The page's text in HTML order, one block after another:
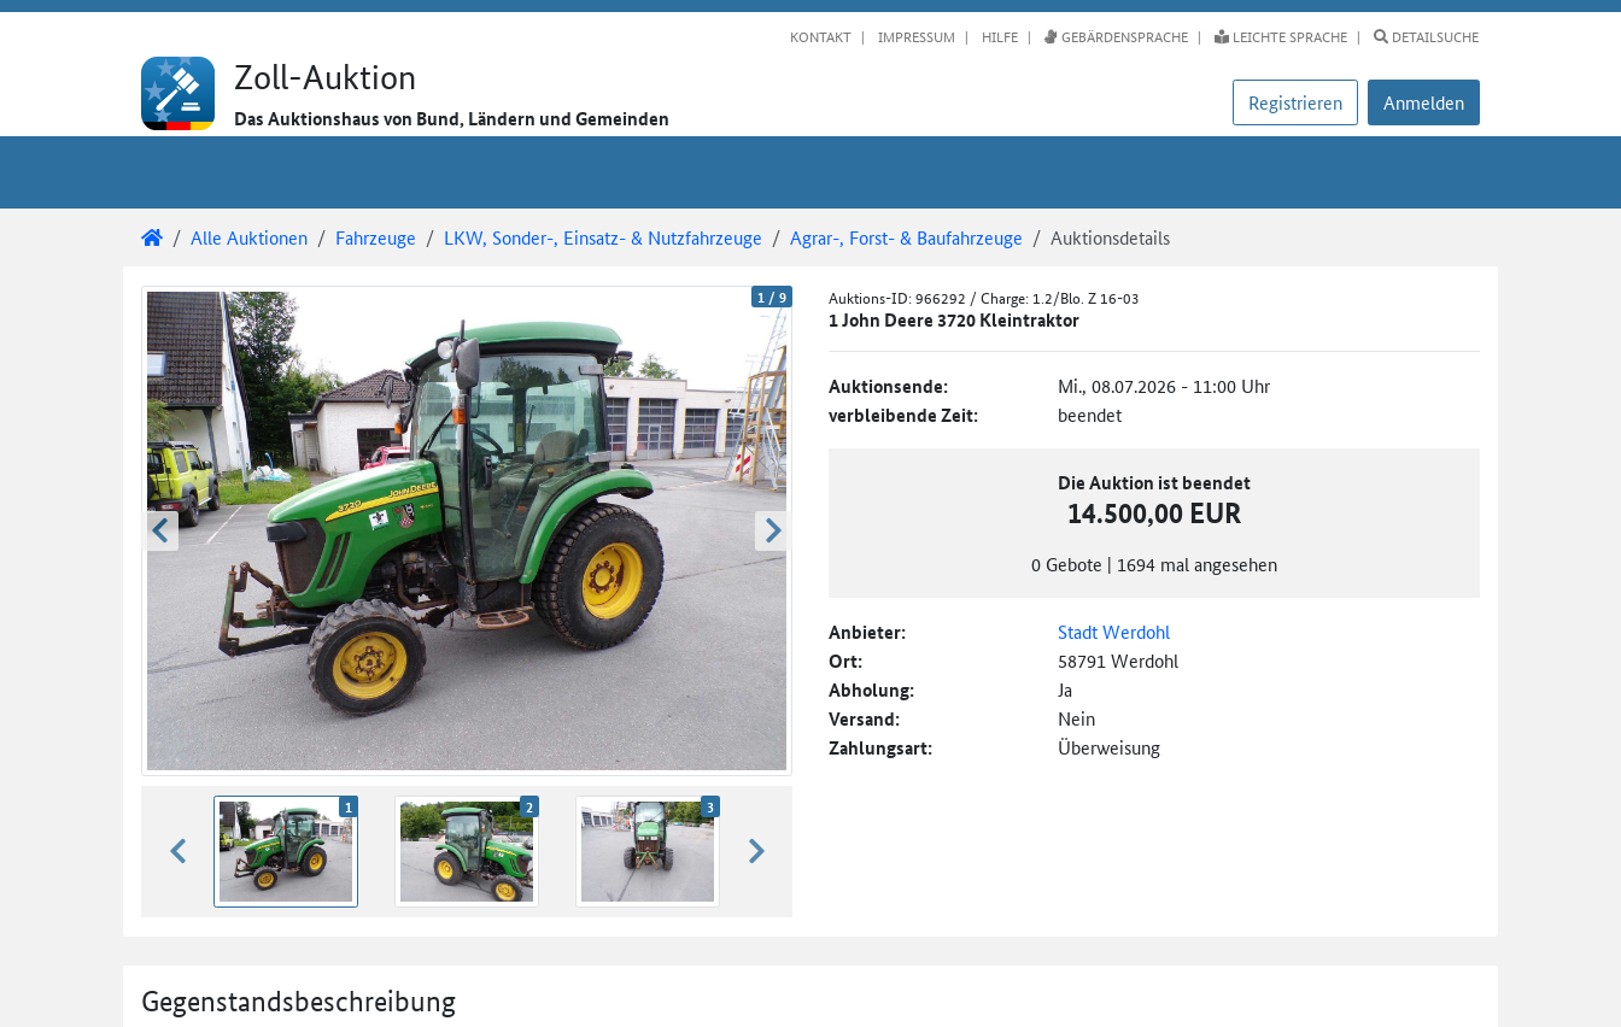
KONTAKT IMPRESSUM HILFE GEBÄRDENSPRACHE LEICHTE SPRACHE DETAILSUCHE
Zoll-Auktion
Das Auktionshaus von Bund, Ländern und Gemeinden
Registrieren Anmelden
Zoll-Auktion
Alle Auktionen Fahrzeuge LKW, Sonder-, Einsatz- & Nutzfahrzeuge Agrar-, Forst- & Baufahrzeuge Auktionsdetails
Auktionsdetails
Auktionsüberblick 1 /9
zurück blättern weiter blättern
zurück blättern
1 2 3
weiter blättern
Auktions-ID:966292 / Charge: 1.2/Blo. Z 16-03
1 John Deere 3720 Kleintraktor
Auktionsende: Mi., 08.07.2026 - 11:00 Uhr
verbleibende Zeit: beendet
Die Auktion ist beendet
14.500,00 EUR
0 Gebote | 1694 mal angesehen
Anbieter: Stadt Werdohl
Ort: 58791 Werdohl
Abholung: Ja
Versand: Nein
Zahlungsart: Überweisung
Gegenstandsbeschreibung